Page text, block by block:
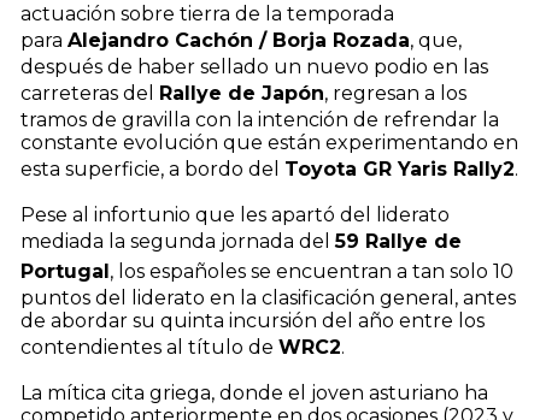
actuación sobre tierra de la temporada
para Alejandro Cachón / Borja Rozada, que,
después de haber sellado un nuevo podio en las
carreteras del Rallye de Japón, regresan a los
tramos de gravilla con la intención de refrendar la
constante evolución que están experimentando en
esta superficie, a bordo del Toyota GR Yaris Rally2.
Pese al infortunio que les apartó del liderato
mediada la segunda jornada del59 Rallye de
Portugal, los españoles se encuentran a tan solo 10
puntos del liderato en la clasificación general, antes
de abordar su quinta incursión del año entre los
contendientes al título de WRC2.
La mítica cita griega, donde el joven asturiano ha
competido anteriormente en dos ocasiones (2023 y